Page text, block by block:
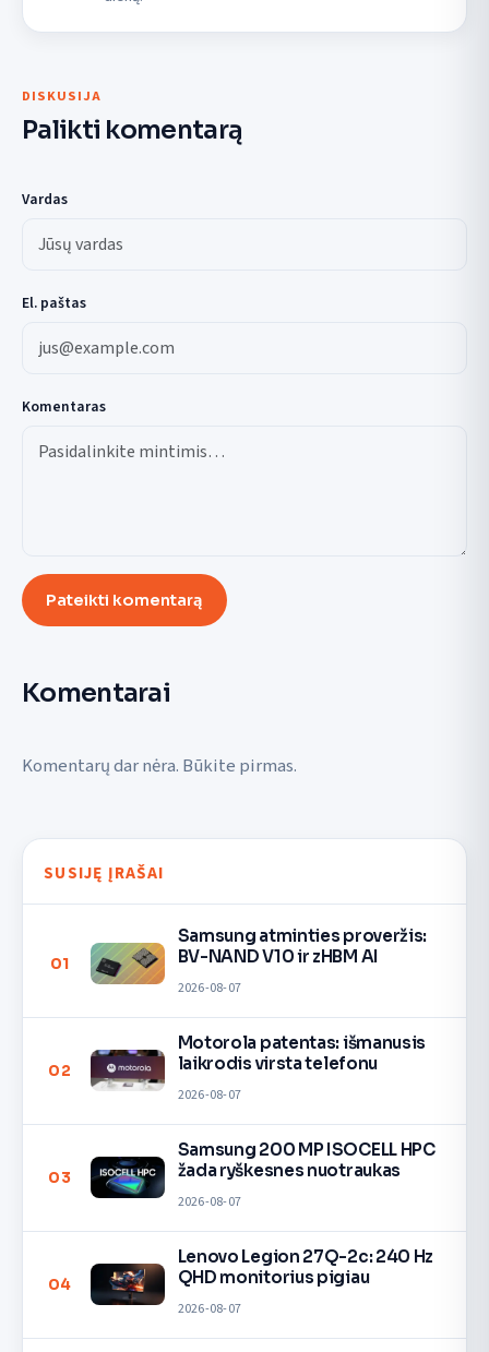
DISKUSIJA
Palikti komentarą
Vardas
El. paštas
Komentaras
Pateikti komentarą
Komentarai
Komentarų dar nėra. Būkite pirmas.
SUSIJĘ ĮRAŠAI
01
Samsung atminties proveržis:
BV-NAND V10 ir zHBM AI
2026-08-07
02
Motorola patentas: išmanusis
laikrodis virsta telefonu
2026-08-07
03
Samsung 200 MP ISOCELL HPC
žada ryškesnes nuotraukas
2026-08-07
04
Lenovo Legion 27Q-2c: 240 Hz
QHD monitorius pigiau
2026-08-07